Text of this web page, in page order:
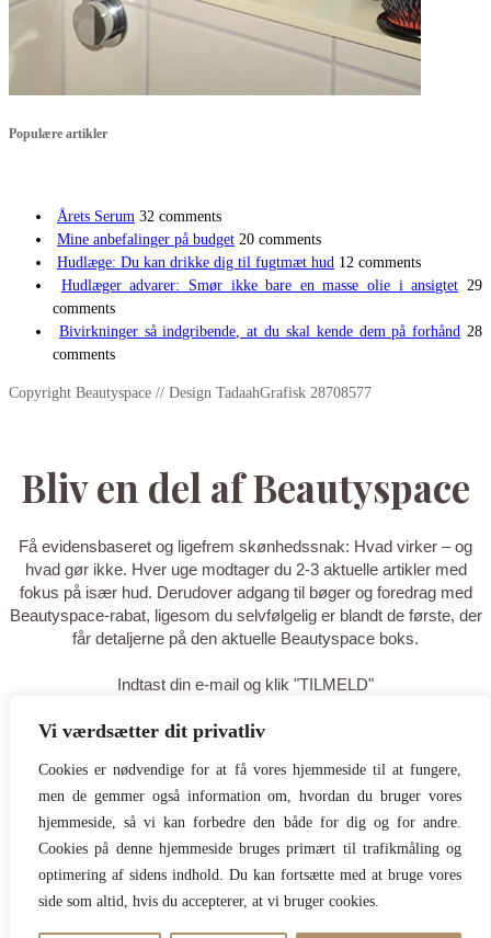
Vi værdsætter dit privatliv
Cookies er nødvendige for at få vores hjemmeside til at fungere,
men de gemmer også information om, hvordan du bruger vores
hjemmeside, så vi kan forbedre den både for dig og for andre.
Cookies på denne hjemmeside bruges primært til trafikmåling og
optimering af sidens indhold. Du kan fortsætte med at bruge vores
side som altid, hvis du accepterer, at vi bruger cookies.
Populære artikler
Årets Serum 32 comments
Mine anbefalinger på budget 20 comments
Hudlæge: Du kan drikke dig til fugtmæt hud 12 comments
Hudlæger advarer: Smør ikke bare en masse olie i ansigtet 29
comments
Bivirkninger så indgribende, at du skal kende dem på forhånd 28
comments
Copyright Beautyspace // Design TadaahGrafisk 28708577
Bliv en del af Beautyspace
Få evidensbaseret og ligefrem skønhedssnak: Hvad virker – og
hvad gør ikke. Hver uge modtager du 2-3 aktuelle artikler med
fokus på især hud. Derudover adgang til bøger og foredrag med
Beautyspace-rabat, ligesom du selvfølgelig er blandt de første, der
får detaljerne på den aktuelle Beautyspace boks.
Indtast din e-mail og klik "TILMELD"
TILMELD
Tak for din tilmelding - du er nu på
listen! Tilføj gerne
hello@beautyspace.dk til dine
kontakter, så du er sikker på at